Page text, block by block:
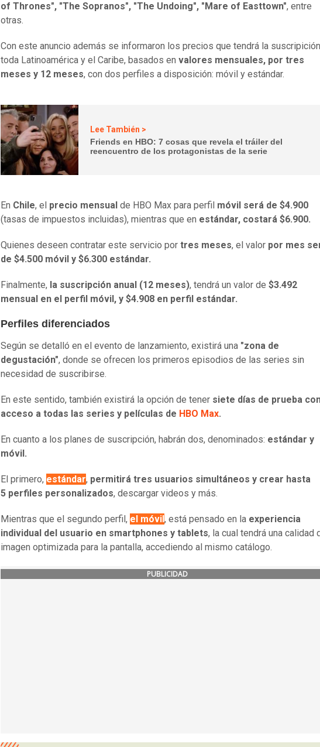
of Thrones", "The Sopranos", "The Undoing", "Mare of Easttown", entre
otras.
Con este anuncio además se informaron los precios que tendrá la
toda Latinoamérica y el Caribe, basados en valores mensuales, por tres
meses y 12 meses, con dos perfiles a disposición: móvil y estándar.
Lee También >
Friends en HBO: 7 cosas que revela el tráiler del
reencuentro de los protagonistas de la serie
En Chile, el precio mensual de HBO Max para perfil móvil será de $4.900
(tasas de impuestos incluidas), mientras que en estándar, costará $6.900.
Quienes deseen contratar este servicio por tres meses, el valor por mes
de $4.500 móvil y $6.300 estándar.
Finalmente, la suscripción anual (12 meses), tendrá un valor de $3.492
mensual en el perfil móvil, y $4.908 en perfil estándar.
Perfiles diferenciados
Según se detalló en el evento de lanzamiento, existirá una "zona de
degustación", donde se ofrecen los primeros episodios de las series sin
necesidad de suscribirse.
En este sentido, también existirá la opción de tener siete días de prueba
acceso a todas las series y películas de HBO Max.
En cuanto a los planes de suscripción, habrán dos, denominados: estándar y
móvil.
El primero, estándar, permitirá tres usuarios simultáneos y crear hasta
5 perfiles personalizados, descargar videos y más.
Mientras que el segundo perfil, el móvil , está pensado en la experiencia
individual del usuario en smartphones y tablets, la cual tendrá una calidad
imagen optimizada para la pantalla, accediendo al mismo catálogo.
PUBLICIDAD